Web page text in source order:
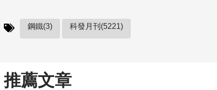
鋼鐵(3) 科發月刊(5221)
推薦文章